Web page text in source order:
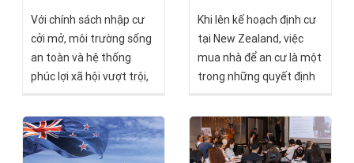
Với chính sách nhập cư
cởi mở, môi trường sống
an toàn và hệ thống
phúc lợi xã hội vượt trội,
thành điểm đến lý tưởng
cho nhiều gia đình Việt
Nam muốn định cư nước
Khi lên kế hoạch định cư
tại New Zealand, việc
mua nhà để an cư là một
trong những quyết định
gia đình cần cân nhắc kỹ
lưỡng. New Zealand
không chỉ thu hút bởi